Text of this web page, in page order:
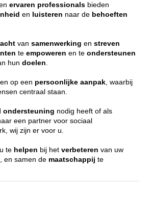
ervaren professionals bieden
en luisteren naar de behoeften
van samenwerking en streven
te empoweren en te ondersteunen
hun doelen
op een persoonlijke aanpak , waarbij
centraal staan.
ondersteuning nodig heeft of als
een partner voor sociaal
wij zijn er voor u.
te helpen bij het verbeteren van uw
, en samen de maatschappij te